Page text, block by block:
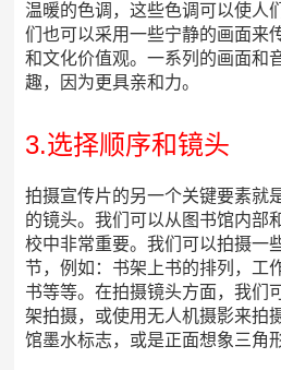
温暖的色调，这些色调可以使人
们也可以采用一些宁静的画面来
和文化价值观。一系列的画面和
趣，因为更具亲和力。
3.选择顺序和镜头
拍摄宣传片的另一个关键要素就
的镜头。我们可以从图书馆内部
校中非常重要。我们可以拍摄一
节，例如：书架上书的排列，工
书等等。在拍摄镜头方面，我们
架拍摄，或使用无人机摄影来拍
馆墨水标志，或是正面想象三角